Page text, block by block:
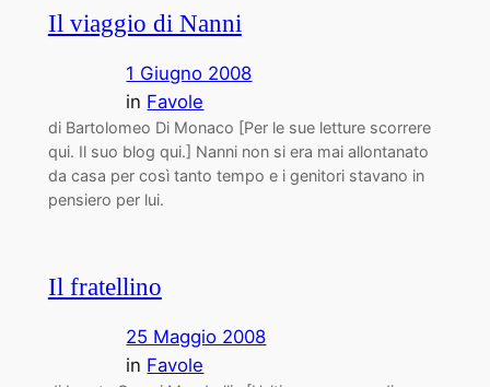
Il viaggio di Nanni
1 Giugno 2008
in Favole
di Bartolomeo Di Monaco [Per le sue letture scorrere
qui. Il suo blog qui.] Nanni non si era mai allontanato
da casa per così tanto tempo e i genitori stavano in
pensiero per lui.
Il fratellino
25 Maggio 2008
in Favole